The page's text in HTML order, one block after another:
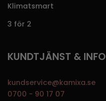
Klimatsmart
3 för 2
KUNDTJÄNST & INFO
kundservice@kamixa.se
0700 - 90 17 07